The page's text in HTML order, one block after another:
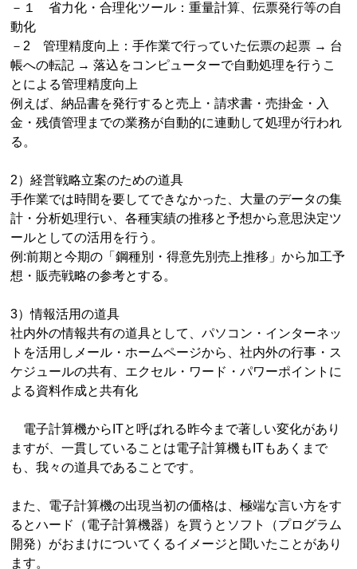
－１ 省力化・合理化ツール：重量計算、伝票発行等の自
動化
－2 管理精度向上：手作業で行っていた伝票の起票 → 台
帳への転記 → 落込をコンピューターで自動処理を行うこ
とによる管理精度向上
例えば、納品書を発行すると売上・請求書・売掛金・入
金・残債管理までの業務が自動的に連動して処理が行われ
る。
2）経営戦略立案のための道具
手作業では時間を要してできなかった、大量のデータの集
計・分析処理行い、各種実績の推移と予想から意思決定ツ
ールとしての活用を行う。
例:前期と今期の「鋼種別・得意先別売上推移」から加工予
想・販売戦略の参考とする。
3）情報活用の道具
社内外の情報共有の道具として、パソコン・インターネッ
トを活用しメール・ホームページから、社内外の行事・ス
ケジュールの共有、エクセル・ワード・パワーポイントに
よる資料作成と共有化
電子計算機からITと呼ばれる昨今まで著しい変化があり
ますが、一貫していることは電子計算機もITもあくまで
も、我々の道具であることです。
また、電子計算機の出現当初の価格は、極端な言い方をす
るとハード（電子計算機器）を買うとソフト（プログラム
開発）がおまけについてくるイメージと聞いたことがあり
ます。